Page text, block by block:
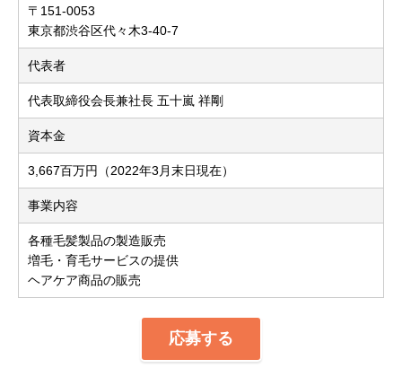
〒151-0053
東京都渋谷区代々木3-40-7
代表者
代表取締役会長兼社長 五十嵐 祥剛
資本金
3,667百万円（2022年3月末日現在）
事業内容
各種毛髪製品の製造販売
増毛・育毛サービスの提供
ヘアケア商品の販売
応募する